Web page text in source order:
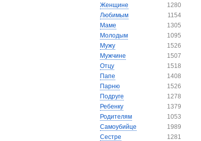
Женщине
1280
Любимым
1154
Маме
1305
Молодым
1095
Мужу
1526
Мужчине
1507
Отцу
1518
Папе
1408
Парню
1526
Подруге
1278
Ребенку
1379
Родителям
1053
Самоубийце
1989
Сестре
1281